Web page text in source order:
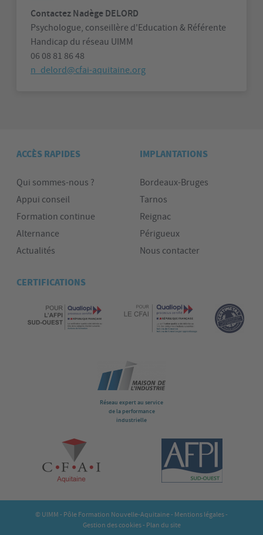
Contactez Nadège DELORD
Psychologue, conseillère d'Education & Référente
Handicap du réseau UIMM
06 08 81 86 48
n_delord@cfai-aquitaine.org
ACCÈS RAPIDES
Qui sommes-nous ?
Appui conseil
Formation continue
Alternance
Actualités
IMPLANTATIONS
Bordeaux-Bruges
Tarnos
Reignac
Périgueux
Nous contacter
CERTIFICATIONS
Réseau expert au service
de la performance
industrielle
© UIMM - Pôle Formation Nouvelle-Aquitaine - Mentions légales-
Gestion des cookies- Plan du site